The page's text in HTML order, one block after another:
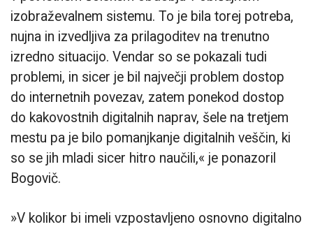
izobraževalnem sistemu. To je bila torej potreba,
nujna in izvedljiva za prilagoditev na trenutno
izredno situacijo. Vendar so se pokazali tudi
problemi, in sicer je bil največji problem dostop
do internetnih povezav, zatem ponekod dostop
do kakovostnih digitalnih naprav, šele na tretjem
mestu pa je bilo pomanjkanje digitalnih veščin, ki
so se jih mladi sicer hitro naučili,« je ponazoril
Bogovič.
»V kolikor bi imeli vzpostavljeno osnovno digitalno